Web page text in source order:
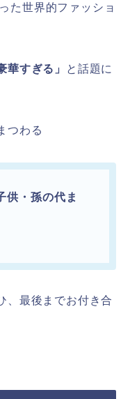
た世界的ファッショ
華すぎる」
と話題に
つわる
供・孫の代ま
、最後までお付き合